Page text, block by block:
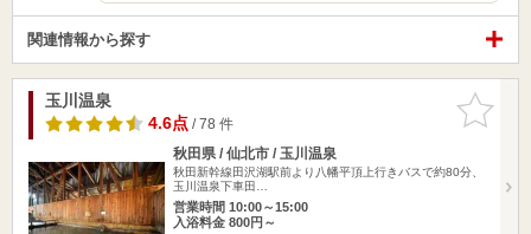
関連情報から探す
お気に入
りに追加
玉川温泉
4.6点/ 78 件
秋田県 / 仙北市 / 玉川温泉
秋田新幹線田沢湖駅前より八幡平頂上行きバスで約80分、
玉川温泉下車田…
営業時間 10:00～15:00
入浴料金 800円～